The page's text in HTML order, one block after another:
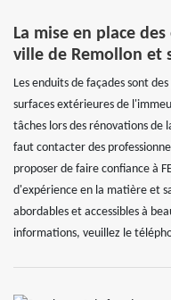
La mise en place
ville de Remollon et
Les enduits de façades sont
surfaces extérieures de
tâches lors des rénovations de
faut contacter des
proposer de faire confiance à
d'expérience en la matière et
abordables et accessibles à
informations, veuillez le